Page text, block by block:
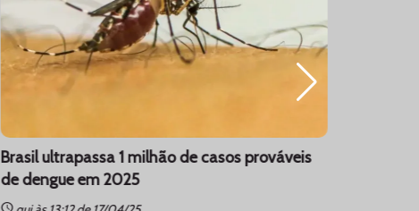
Brasil ultrapassa 1 milhão de casos prováveis
de dengue em 2025
schedule